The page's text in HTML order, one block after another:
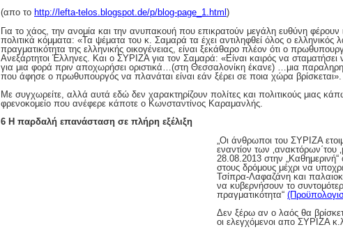
(απο το http://lefta-telos.blogspot.de/p/blog-page_1.html )
Για το χάος, την ανομία και την ανυπακουή που επικρατούν μεγάλη ευθύνη φέρουν
πολιτικά κόμματα: «Τα ψέματα του κ. Σαμαρά τα έχει αντιληφθεί όλος ο ελληνικός
πραγματικότητα της ελληνικής οικογένειας, είναι ξεκάθαρο πλέον ότι ο
Ανεξάρτητοι Έλληνες. Και ο ΣΥΡΙΖΑ για τον Σαμαρά: «Είναι καιρός να σταματήσει
για μια φορά πριν αποχωρήσει οριστικά…(στη Θεσσαλονίκη έκανε) …μια
που άφησε ο πρωθυπουργός να πλανάται είναι εάν ξέρει σε ποια χώρα βρίσκεται».
Με συγχωρείτε, αλλά αυτά εδώ δεν χαρακτηρίζουν πολίτες και πολιτικούς μιας
φρενοκομείο που ανέφερε κάποτε ο Κωνσταντίνος Καραμανλής.
6 Η παρδαλή επανάσταση σε πλήρη εξέλιξη
„Οι άνθρωποι του ΣΥΡΙΖΑ
εναντίον των ‚ανακτόρων΄του
28.08.2013 στην
στους δρόμους μέχρι να
Τσίπρα-Λαφαζάνη και
να κυβερνήσουν το
πραγματικότητα“
Δεν ξέρω αν ο λαός θα
οι ελεγχόμενοι απο ΣΥΡΙΖΑ